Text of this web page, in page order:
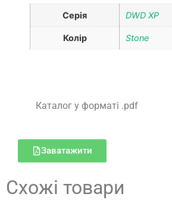
Серія DWD XP
Колір Stone
Каталог у форматі .pdf
Заватажити
Схожі товари